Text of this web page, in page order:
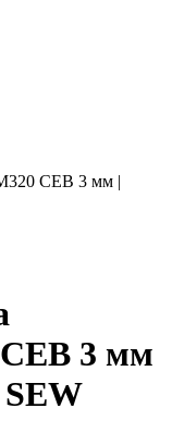
СЕВ 3 мм |
3 мм